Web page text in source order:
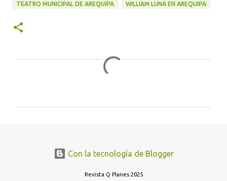
TEATRO MUNICIPAL DE AREQUIPA WILLIAM LUNA EN AREQUIPA
Con la tecnología de Blogger
Revista Q Planes 2025